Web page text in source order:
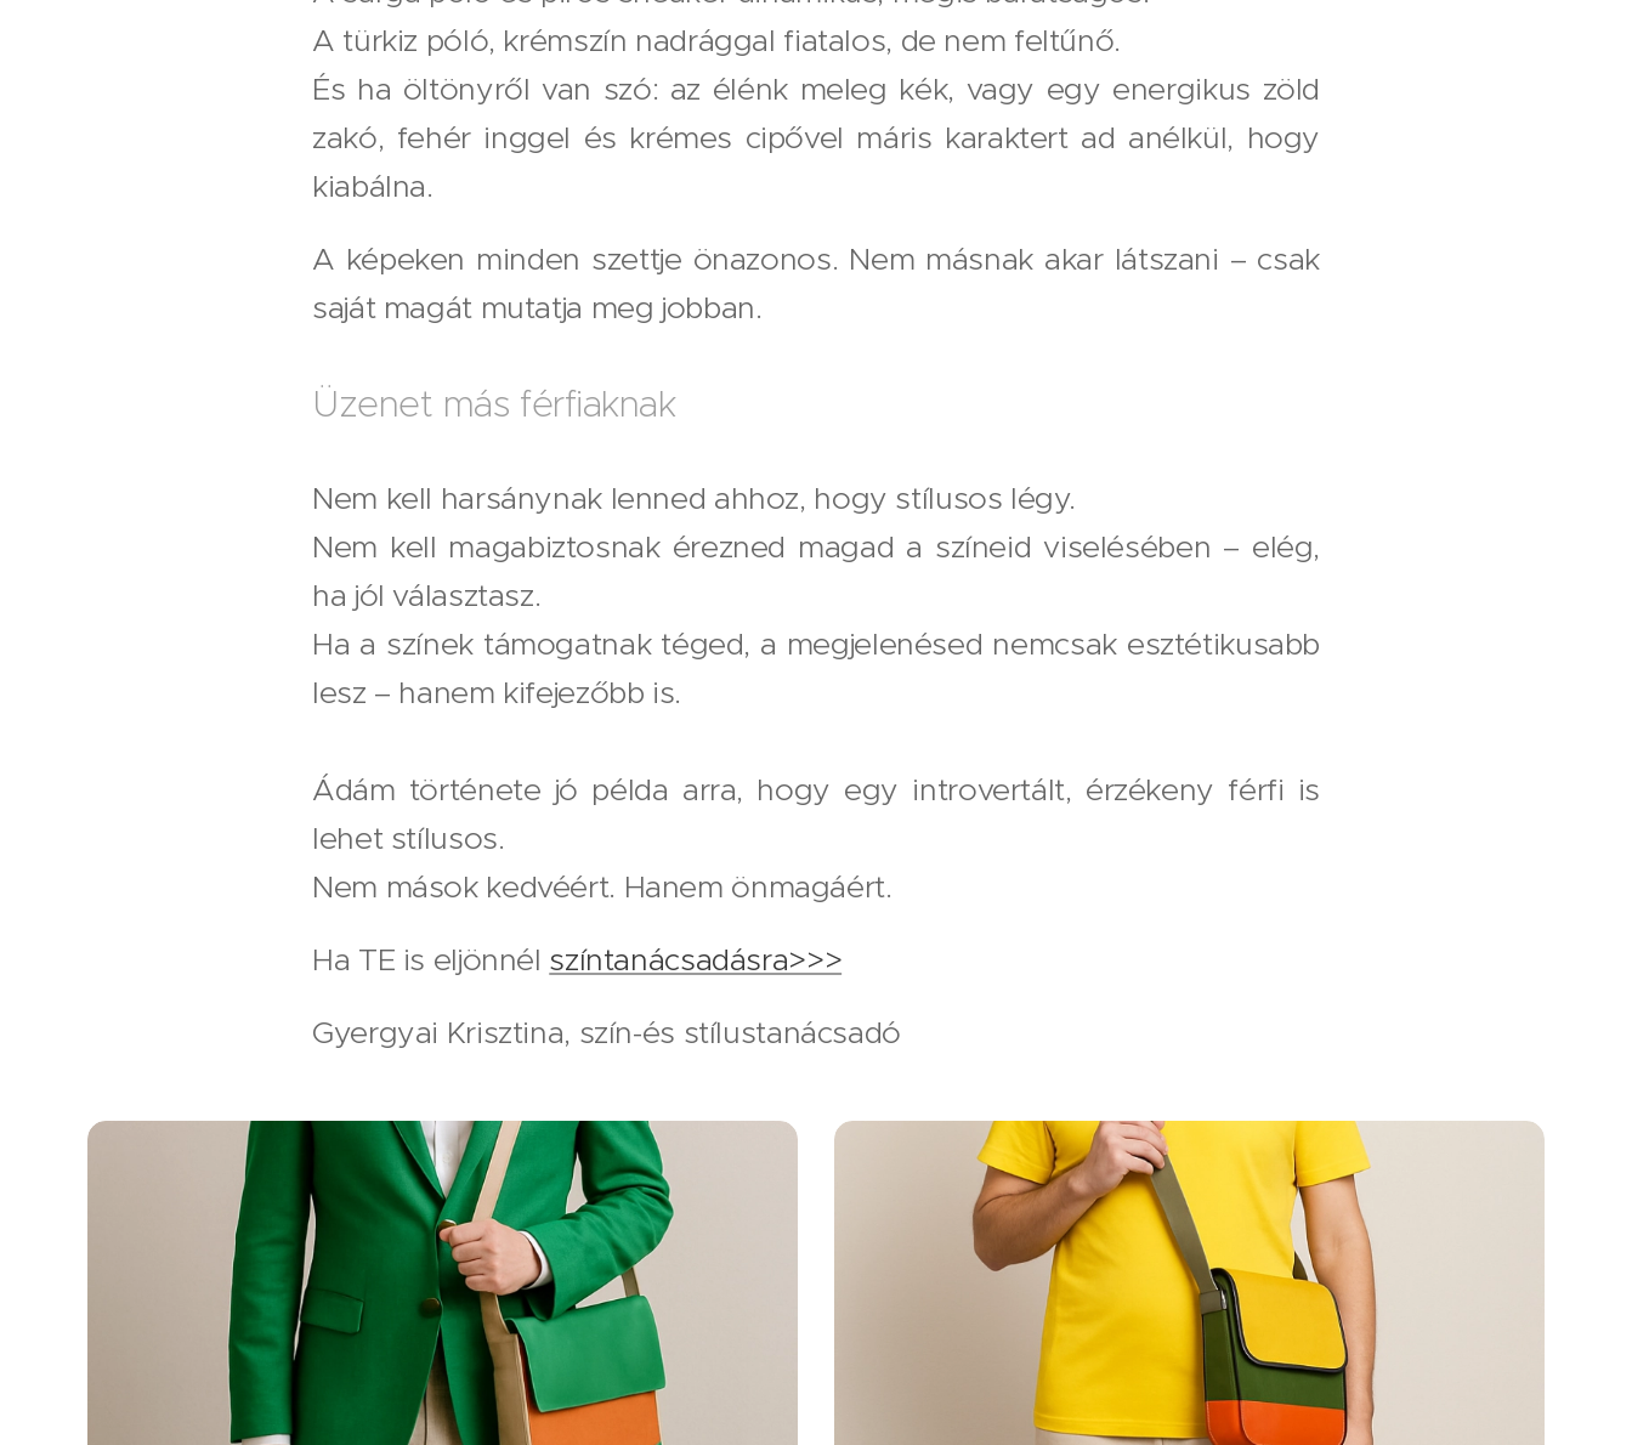
A türkiz póló, krémszín nadrággal fiatalos, de nem feltűnő.
És ha öltönyről van szó: az élénk meleg kék, vagy egy energikus zöld
zakó, fehér inggel és krémes cipővel máris karaktert ad anélkül, hogy
kiabálna.
A képeken minden szettje önazonos. Nem másnak akar látszani – csak
saját magát mutatja meg jobban.
Üzenet más férfiaknak
Nem kell harsánynak lenned ahhoz, hogy stílusos légy.
Nem kell magabiztosnak érezned magad a színeid viselésében – elég,
ha jól választasz.
Ha a színek támogatnak téged, a megjelenésed nemcsak esztétikusabb
lesz – hanem kifejezőbb is.
Ádám története jó példa arra, hogy egy introvertált, érzékeny férfi is
lehet stílusos.
Nem mások kedvéért. Hanem önmagáért.
Ha TE is eljönnél színtanácsadásra>>>
Gyergyai Krisztina, szín-és stílustanácsadó